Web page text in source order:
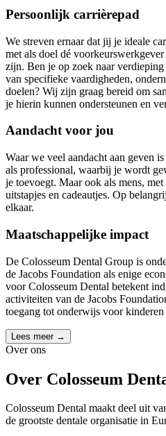
Persoonlijk carrièrepad
We streven ernaar dat jij je ideale
met als doel dé
zijn. Ben je op zoek naar
van specifieke vaardigheden,
doelen? Wij zijn graag bereid om
je hierin kunnen ondersteunen en
Aandacht voor jou
Waar we veel aandacht aan geven
als professional, waarbij je wordt
je toevoegt. Maar ook als mens,
uitstapjes en cadeautjes. Op
elkaar.
Maatschappelijke impact
De Colosseum Dental Group is
de Jacobs Foundation als enige
voor Colosseum Dental betekent
activiteiten van de Jacobs
toegang tot onderwijs voor
Lees meer →
Over ons
Over Colosseum
Colosseum Dental maakt deel uit
de grootste dentale organisatie in